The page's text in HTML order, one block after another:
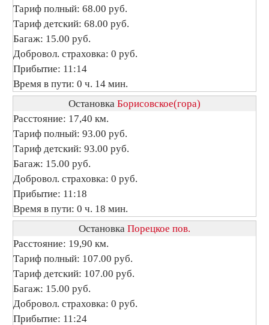
Тариф полный: 68.00 руб.
Тариф детский: 68.00 руб.
Багаж: 15.00 руб.
Добровол. страховка: 0 руб.
Прибытие: 11:14
Время в пути: 0 ч. 14 мин.
Остановка Борисовское(гора)
Расстояние: 17,40 км.
Тариф полный: 93.00 руб.
Тариф детский: 93.00 руб.
Багаж: 15.00 руб.
Добровол. страховка: 0 руб.
Прибытие: 11:18
Время в пути: 0 ч. 18 мин.
Остановка Порецкое пов.
Расстояние: 19,90 км.
Тариф полный: 107.00 руб.
Тариф детский: 107.00 руб.
Багаж: 15.00 руб.
Добровол. страховка: 0 руб.
Прибытие: 11:24